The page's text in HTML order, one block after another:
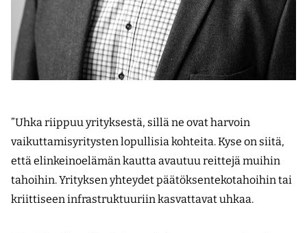
”Uhka riippuu yrityksestä, sillä ne ovat harvoin
vaikuttamisyritysten lopullisia kohteita. Kyse on siitä,
että elinkeinoelämän kautta avautuu reittejä muihin
tahoihin. Yrityksen yhteydet päätöksentekotahoihin tai
kriittiseen infrastruktuuriin kasvattavat uhkaa.